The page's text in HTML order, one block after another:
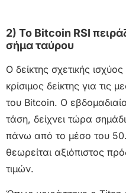
2) Το Bitcoin RSI
σήμα ταύρου
Ο δείκτης σχετικής
κρίσιμος δείκτης για τις
του Bitcoin. Ο
τάση, δείχνει τώρα
πάνω από το μέσο του
θεωρείται αξιόπιστος
τιμών.